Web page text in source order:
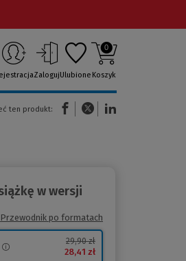
ZalogujUlubione
0
Koszyk
ten produkt:
(Nowe okno)(Link do innej strony)
w wersji
Przewodnik po formatach
29,90 zł
28,41 zł